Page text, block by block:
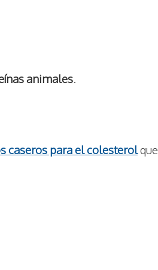
animales.
caseros para el colesterolque